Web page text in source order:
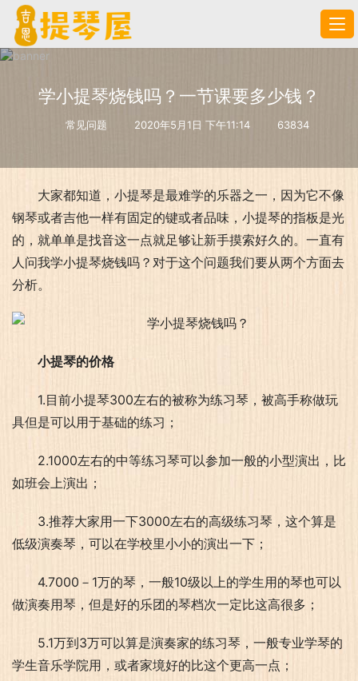
学小提琴烧钱吗？一节课要多少钱？
常见问题 2020年5月1日 下午11:14 63834
大家都知道，小提琴是最难学的乐器之一，因为它不像
钢琴或者吉他一样有固定的键或者品味，小提琴的指板是光
的，就单单是找音这一点就足够让新手摸索好久的。一直有
人问我学小提琴烧钱吗？对于这个问题我们要从两个方面去
分析。
小提琴的价格
1.目前小提琴300左右的被称为练习琴，被高手称做玩
具但是可以用于基础的练习；
2.1000左右的中等练习琴可以参加一般的小型演出，比
如班会上演出；
3.推荐大家用一下3000左右的高级练习琴，这个算是
低级演奏琴，可以在学校里小小的演出一下；
4.7000－1万的琴，一般10级以上的学生用的琴也可以
做演奏用琴，但是好的乐团的琴档次一定比这高很多；
5.1万到3万可以算是演奏家的练习琴，一般专业学琴的
学生音乐学院用，或者家境好的比这个更高一点；